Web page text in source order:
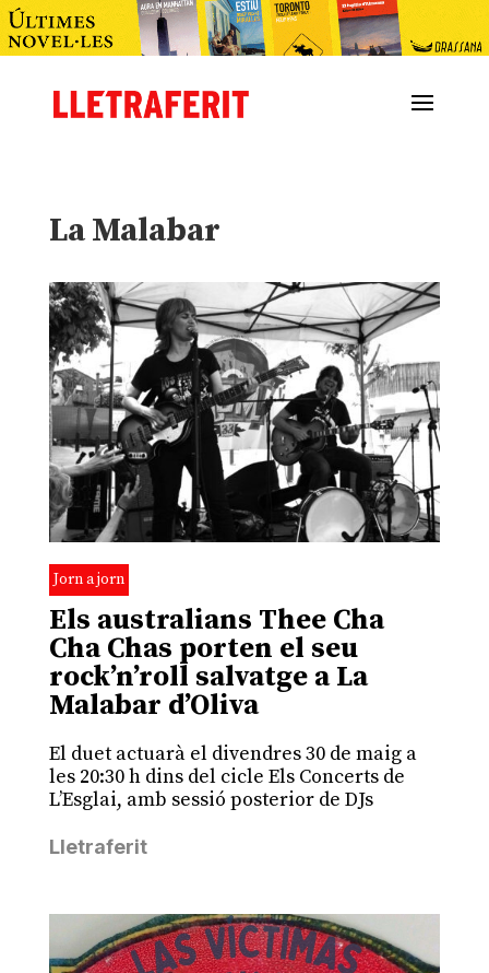
La Malabar
Jorn a jorn
Els australians Thee Cha
Cha Chas porten el seu
rock’n’roll salvatge a La
Malabar d’Oliva
El duet actuarà el divendres 30 de maig a
les 20:30 h dins del cicle Els Concerts de
L’Esglai, amb sessió posterior de DJs
Lletraferit